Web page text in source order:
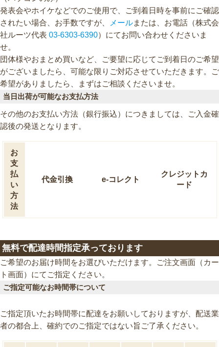
発表会やホイケなどでのご使用で、ご到着日時を事前にご確認
されたい場合、お手数ですが、
メールまたは、お電話（株式会
社ルーツ代表 03-6303-6390）にてお問い合わせくださいま
せ。
団体様やおまとめ買いなど、ご要望に応じてご到着日のご希望
がございましたら、可能な限りご対応させていただきます。ご
希望がありましたら、まずはご相談くださいませ。
当日出荷が可能なお支払方法
その他のお支払い方法（銀行振込）につきましては、ご入金確
認後の発送となります。
お
支
払
い
方
法
代金引換 e-コレクト
クレジットカ
ード
無料で配達時間指定承っております
ご希望のお届け時間をお選びいただけます。ご注文画面（カー
ト画面）にてご指定ください。
ご指定可能なお時間帯について
ご指定頂いたお時間帯に配達をお願いしておりますが、配送業
者の都合上、確約でのご指定ではない旨ご了承ください。